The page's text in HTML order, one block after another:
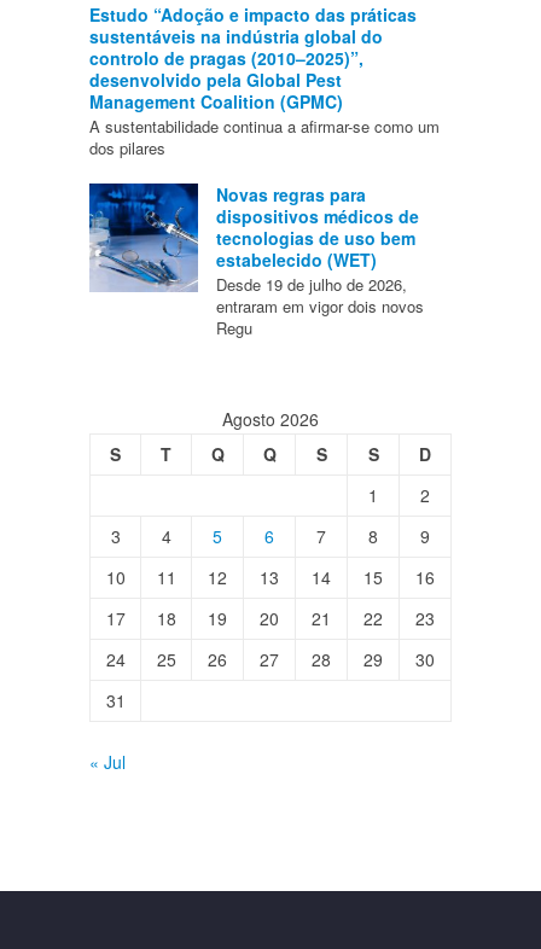
Estudo “Adoção e impacto das práticas
sustentáveis na indústria global do
controlo de pragas (2010–2025)”,
desenvolvido pela Global Pest
Management Coalition (GPMC)
A sustentabilidade continua a afirmar-se como um
dos pilares
Novas regras para
dispositivos médicos de
tecnologias de uso bem
estabelecido (WET)
Desde 19 de julho de 2026,
entraram em vigor dois novos
Regu
Agosto 2026
S
T Q Q S S
D
1
2
3
4 5 6 7 8
9
10
11 12 13 14 15
16
17
18 19 20 21 22
23
24
25 26 27 28 29
30
31
« Jul